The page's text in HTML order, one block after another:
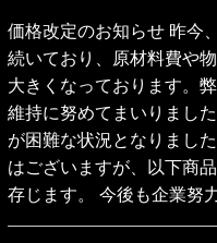
価格改定のお知らせ 昨今
続いており、原材料費や
大きくなっております。
維持に努めてまいりまし
が困難な状況となりまし
はございますが、以下商
存じます。 今後も企業努